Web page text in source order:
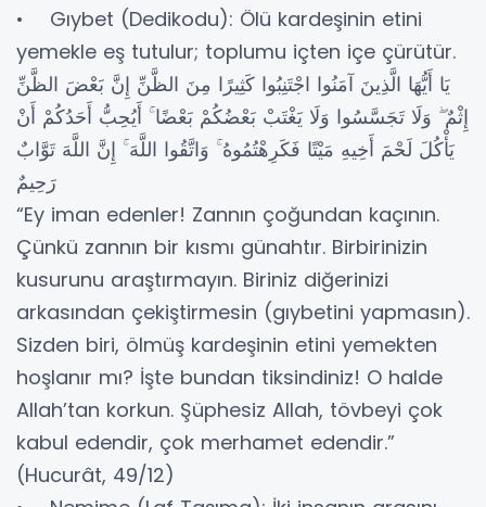
• Gıybet (Dedikodu): Ölü kardeşinin etini
yemekle eş tutulur; toplumu içten içe çürütür.
يَا أَيُّهَا الَّذِينَ آمَنُوا اجْتَنِبُوا كَثِيرًا مِنَ الظَّنِّ إِنَّ بَعْضَ الظَّنِّ
إِثْمٌ ۖ وَلَا تَجَسَّسُوا وَلَا يَغْتَبْ بَعْضُكُمْ بَعْضًا ۚ أَيُحِبُّ أَحَدُكُمْ أَنْ
يَأْكُلَ لَحْمَ أَخِيهِ مَيْتًا فَكَرِهْتُمُوهُ ۚ وَاتَّقُوا اللَّهَ ۚ إِنَّ اللَّهَ تَوَّابٌ
رَحِيمٌ
“Ey iman edenler! Zannın çoğundan kaçının.
Çünkü zannın bir kısmı günahtır. Birbirinizin
kusurunu araştırmayın. Biriniz diğerinizi
arkasından çekiştirmesin (gıybetini yapmasın).
Sizden biri, ölmüş kardeşinin etini yemekten
hoşlanır mı? İşte bundan tiksindiniz! O halde
Allah’tan korkun. Şüphesiz Allah, tövbeyi çok
kabul edendir, çok merhamet edendir.”
(Hucurât, 49/12)